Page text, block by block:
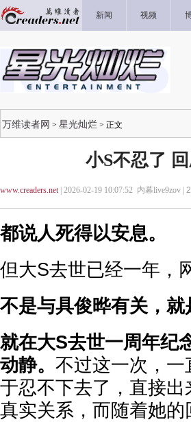
新闻 视频
万维读者网 > 星光灿烂 > 正文
小S不忍了
www.creaders.net| 2026-02-19 10:07:52 内幕live9zov | 2
都说人死得以安息。
但大S去世已经一年，
不是与具俊晔有关，
就在大S去世一周年纪
动静。 不过这一次，一
于忍不下去了，直接
真实关系，而随着她